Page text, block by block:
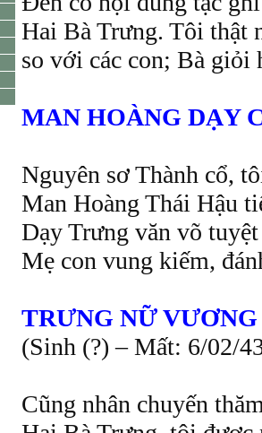
Hai Bà Trưng. Tôi thật
so với các con; Bà giỏi
MAN HOÀNG DẠY
Nguyên sơ Thành cổ,
Man Hoàng Thái Hậu
Dạy Trưng văn võ
Mẹ con vung kiếm,
TRƯNG NỮ
(Sinh (?) – Mất: 6/02/
Cũng nhân chuyến